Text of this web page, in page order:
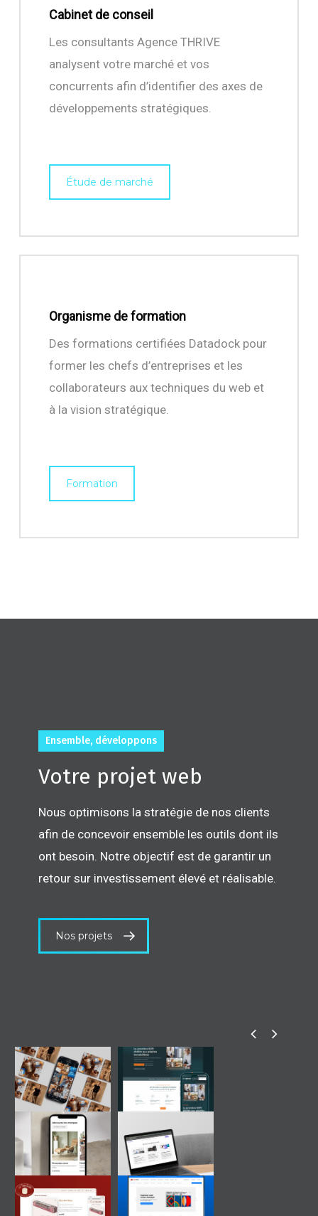
Cabinet de conseil
Les consultants Agence THRIVE
analysent votre marché et vos
concurrents afin d’identifier des axes de
développements stratégiques.
Étude de marché
Organisme de formation
Des formations certifiées Datadock pour
former les chefs d’entreprises et les
collaborateurs aux techniques du web et
à la vision stratégique.
Formation
Ensemble, développons
Votre projet web
Nous optimisons la stratégie de nos clients
afin de concevoir ensemble les outils dont ils
ont besoin. Notre objectif est de garantir un
retour sur investissement élevé et réalisable.
Nos projets